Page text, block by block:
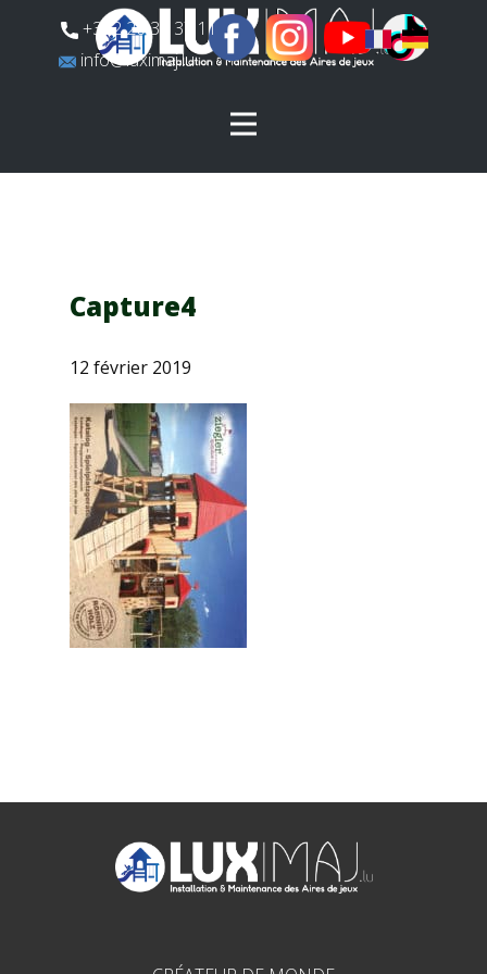
​+352 26 31 37 11
​info@luximaj.lu
Capture4
12 février 2019